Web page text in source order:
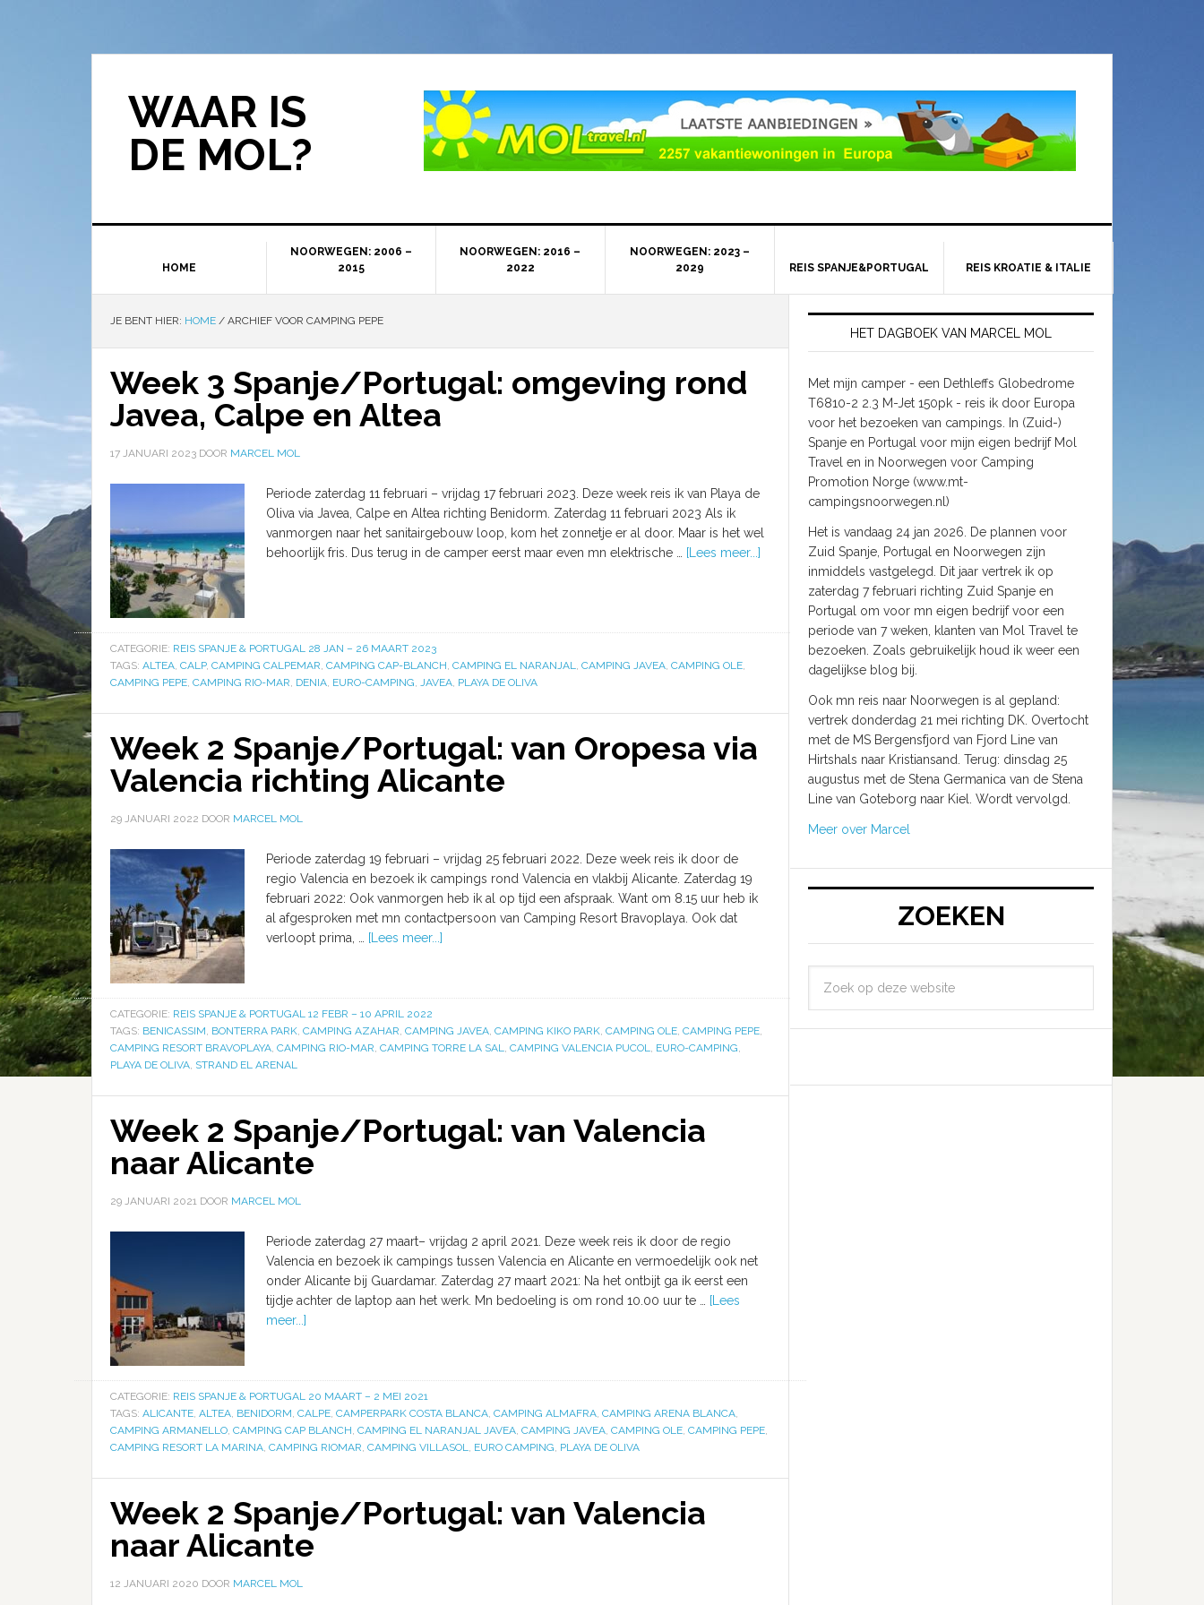
WAAR IS
DE MOL?
HOME
NOORWEGEN: 2006 –
2015
NOORWEGEN: 2016 –
2022
NOORWEGEN: 2023 –
2029
REIS SPANJE&PORTUGAL REIS KROATIE & ITALIE
JE BENT HIER: HOME / ARCHIEF VOOR CAMPING PEPE
Week 3 Spanje/Portugal: omgeving rond
Javea, Calpe en Altea
17 JANUARI 2023 DOOR MARCEL MOL
Periode zaterdag 11 februari – vrijdag 17 februari 2023. Deze week reis ik van Playa de
Oliva via Javea, Calpe en Altea richting Benidorm. Zaterdag 11 februari 2023 Als ik
vanmorgen naar het sanitairgebouw loop, kom het zonnetje er al door. Maar is het wel
behoorlijk fris. Dus terug in de camper eerst maar even mn elektrische …
[Lees meer...]
CATEGORIE: REIS SPANJE & PORTUGAL 28 JAN – 26 MAART 2023
TAGS: ALTEA, CALP, CAMPING CALPEMAR, CAMPING CAP-BLANCH, CAMPING EL NARANJAL, CAMPING JAVEA, CAMPING OLE,
CAMPING PEPE, CAMPING RIO-MAR, DENIA, EURO-CAMPING, JAVEA, PLAYA DE OLIVA
Week 2 Spanje/Portugal: van Oropesa via
Valencia richting Alicante
29 JANUARI 2022 DOOR MARCEL MOL
Periode zaterdag 19 februari – vrijdag 25 februari 2022. Deze week reis ik door de
regio Valencia en bezoek ik campings rond Valencia en vlakbij Alicante. Zaterdag 19
februari 2022: Ook vanmorgen heb ik al op tijd een afspraak. Want om 8.15 uur heb ik
al afgesproken met mn contactpersoon van Camping Resort Bravoplaya. Ook dat
verloopt prima, …
[Lees meer...]
CATEGORIE: REIS SPANJE & PORTUGAL 12 FEBR – 10 APRIL 2022
TAGS: BENICASSIM, BONTERRA PARK, CAMPING AZAHAR, CAMPING JAVEA, CAMPING KIKO PARK, CAMPING OLE, CAMPING PEPE,
CAMPING RESORT BRAVOPLAYA, CAMPING RIO-MAR, CAMPING TORRE LA SAL, CAMPING VALENCIA PUCOL, EURO-CAMPING,
PLAYA DE OLIVA, STRAND EL ARENAL
Week 2 Spanje/Portugal: van Valencia
naar Alicante
29 JANUARI 2021 DOOR MARCEL MOL
Periode zaterdag 27 maart– vrijdag 2 april 2021. Deze week reis ik door de regio
Valencia en bezoek ik campings tussen Valencia en Alicante en vermoedelijk ook net
onder Alicante bij Guardamar. Zaterdag 27 maart 2021: Na het ontbijt ga ik eerst een
tijdje achter de laptop aan het werk. Mn bedoeling is om rond 10.00 uur te …
[Lees
meer...]
CATEGORIE: REIS SPANJE & PORTUGAL 20 MAART – 2 MEI 2021
TAGS: ALICANTE, ALTEA, BENIDORM, CALPE, CAMPERPARK COSTA BLANCA, CAMPING ALMAFRA, CAMPING ARENA BLANCA,
CAMPING ARMANELLO, CAMPING CAP BLANCH, CAMPING EL NARANJAL JAVEA, CAMPING JAVEA, CAMPING OLE, CAMPING PEPE,
CAMPING RESORT LA MARINA, CAMPING RIOMAR, CAMPING VILLASOL, EURO CAMPING, PLAYA DE OLIVA
Week 2 Spanje/Portugal: van Valencia
naar Alicante
12 JANUARI 2020 DOOR MARCEL MOL
HET DAGBOEK VAN MARCEL MOL
Met mijn camper - een Dethleffs Globedrome
T6810-2 2.3 M-Jet 150pk - reis ik door Europa
voor het bezoeken van campings. In (Zuid-)
Spanje en Portugal voor mijn eigen bedrijf Mol
Travel en in Noorwegen voor Camping
Promotion Norge (www.mt-
campingsnoorwegen.nl)
Het is vandaag 24 jan 2026. De plannen voor
Zuid Spanje, Portugal en Noorwegen zijn
inmiddels vastgelegd. Dit jaar vertrek ik op
zaterdag 7 februari richting Zuid Spanje en
Portugal om voor mn eigen bedrijf voor een
periode van 7 weken, klanten van Mol Travel te
bezoeken. Zoals gebruikelijk houd ik weer een
dagelijkse blog bij.
Ook mn reis naar Noorwegen is al gepland:
vertrek donderdag 21 mei richting DK. Overtocht
met de MS Bergensfjord van Fjord Line van
Hirtshals naar Kristiansand. Terug: dinsdag 25
augustus met de Stena Germanica van de Stena
Line van Goteborg naar Kiel. Wordt vervolgd.
Meer over Marcel
ZOEKEN